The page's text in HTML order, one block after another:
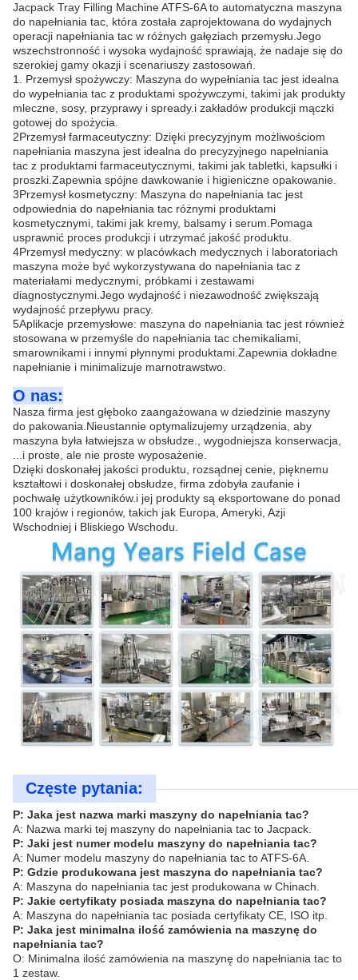
Jacpack Tray Filling Machine ATFS-6A to automatyczna maszyna
do napełniania tac, która została zaprojektowana do wydajnych
operacji napełniania tac w różnych gałęziach przemysłu.Jego
wszechstronność i wysoka wydajność sprawiają, że nadaje się do
szerokiej gamy okazji i scenariuszy zastosowań.
1. Przemysł spożywczy: Maszyna do wypełniania tac jest idealna
do wypełniania tac z produktami spożywczymi, takimi jak produkty
mleczne, sosy, przyprawy i spready.i zakładów produkcji mączki
gotowej do spożycia.
2Przemysł farmaceutyczny: Dzięki precyzyjnym możliwościom
napełniania maszyna jest idealna do precyzyjnego napełniania
tac z produktami farmaceutycznymi, takimi jak tabletki, kapsułki i
proszki.Zapewnia spójne dawkowanie i higieniczne opakowanie.
3Przemysł kosmetyczny: Maszyna do napełniania tac jest
odpowiednia do napełniania tac różnymi produktami
kosmetycznymi, takimi jak kremy, balsamy i serum.Pomaga
usprawnić proces produkcji i utrzymać jakość produktu.
4Przemysł medyczny: w placówkach medycznych i laboratoriach
maszyna może być wykorzystywana do napełniania tac z
materiałami medycznymi, próbkami i zestawami
diagnostycznymi.Jego wydajność i niezawodność zwiększają
wydajność przepływu pracy.
5Aplikacje przemysłowe: maszyna do napełniania tac jest również
stosowana w przemyśle do napełniania tac chemikaliami,
smarownikami i innymi płynnymi produktami.Zapewnia dokładne
napełnianie i minimalizuje marnotrawstwo.
O nas:
Nasza firma jest głęboko zaangażowana w dziedzinie maszyny
do pakowania.Nieustannie optymalizujemy urządzenia, aby
maszyna była łatwiejsza w obsłudze., wygodniejsza konserwacja,
...i proste, ale nie proste wyposażenie.
Dzięki doskonałej jakości produktu, rozsądnej cenie, pięknemu
kształtowi i doskonałej obsłudze, firma zdobyła zaufanie i
pochwałę użytkowników.i jej produkty są eksportowane do ponad
100 krajów i regionów, takich jak Europa, Ameryki, Azji
Wschodniej i Bliskiego Wschodu.
Częste pytania:
P: Jaka jest nazwa marki maszyny do napełniania tac?
A: Nazwa marki tej maszyny do napełniania tac to Jacpack.
P: Jaki jest numer modelu maszyny do napełniania tac?
A: Numer modelu maszyny do napełniania tac to ATFS-6A.
P: Gdzie produkowana jest maszyna do napełniania tac?
A: Maszyna do napełniania tac jest produkowana w Chinach.
P: Jakie certyfikaty posiada maszyna do napełniania tac?
A: Maszyna do napełniania tac posiada certyfikaty CE, ISO itp.
P: Jaka jest minimalna ilość zamówienia na maszynę do
napełniania tac?
O: Minimalna ilość zamówienia na maszynę do napełniania tac to
1 zestaw.